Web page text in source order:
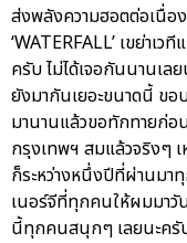
ส่งพลังความฮอตต่อเนื่อ
‘WATERFALL’ เขย่าเ
ครับ ไม่ได้เจอกันนานเ
ยังมากันเยอะขนาดนี้ ขอ
มานานแล้วขอทักทายก่อ
กรุงเทพฯ สมแล้วจริงๆ
ก็ระหว่างหนึ่งปีที่ผ่านมา
เนอร์จีที่ทุกคนให้ผมมาวั
นี้ทุกคนสนุกๆ เลยนะครั